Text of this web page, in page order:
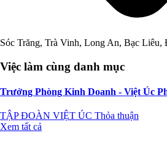
Sóc Trăng, Trà Vinh, Long An, Bạc
Việc làm cùng danh mục
Trưởng Phòng Kinh Doanh - Việt Úc
TẬP ĐOÀN VIỆT ÚC Thỏa thuận
Xem tất cả